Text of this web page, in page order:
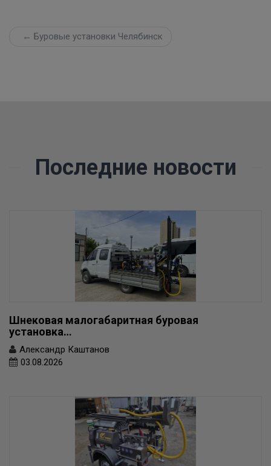
← Буровые установки Челябинск
Последние новости
Шнековая малогабаритная буровая
установка…
Александр Каштанов
03.08.2026